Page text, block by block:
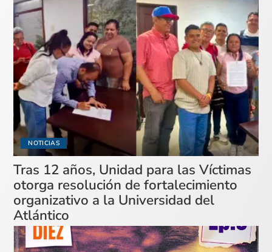
NOTICIAS
Tras 12 años, Unidad para las Víctimas
otorga resolución de fortalecimiento
organizativo a la Universidad del
Atlántico